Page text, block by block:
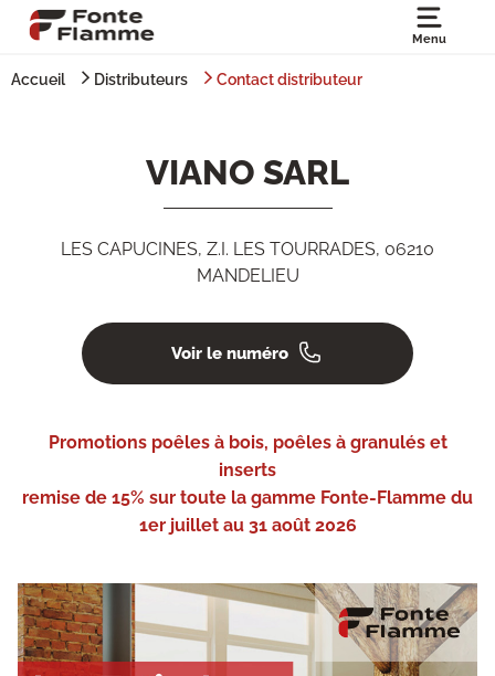
Menu
Accueil Distributeurs Contact distributeur
VIANO SARL
LES CAPUCINES, Z.I. LES TOURRADES, 06210
MANDELIEU
Voir le numéro
Promotions poêles à bois, poêles à granulés et
inserts
remise de 15% sur toute la gamme Fonte-Flamme du
1er juillet au 31 août 2026